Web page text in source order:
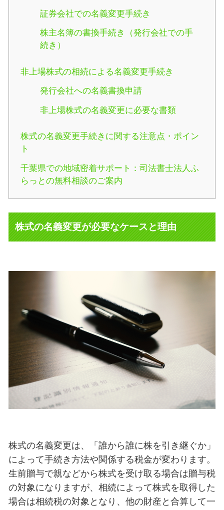
証券会社での名義変更手続き
株主名簿の書換手続き（発行会社での手
続き）
非上場株式の相続による名義変更手続き
発行会社への名義書換申請
非上場株式の名義変更に必要な書類
株式の名義変更手続きに関する注意点・ポイン
ト
千葉県での地域密着サポート：司法書士法人ふ
らっとの無料相談のご案内
株式の名義変更が必要なケースと理由
株式の名義変更は、「誰から誰に株を引き継ぐか」
によって手続き方法や関係する税金が変わります。
生前贈与で親などから株式を受け取る場合は贈与税
の対象になりますが、相続によって株式を取得した
場合は相続税の対象となり、他の財産と合算して一